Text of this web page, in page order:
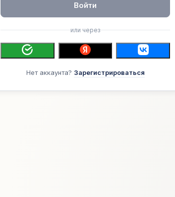
Войти
или через
Нет аккаунта? Зарегистрироваться